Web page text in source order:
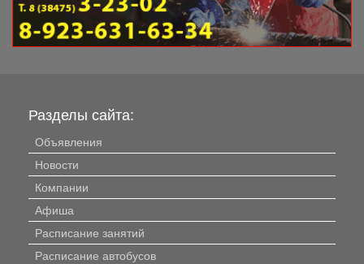
Разделы сайта:
Объявления
Новости
Компании
Афиша
Расписание занятий
Расписание автобусов